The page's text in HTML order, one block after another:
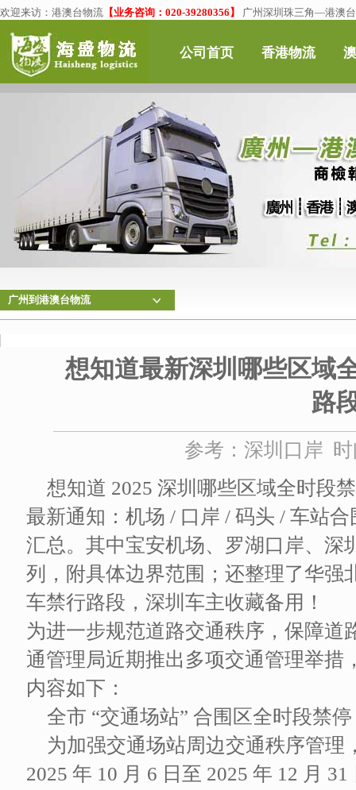
欢迎来访： 港澳台物流 【业务咨询：020-39280356】 广州深圳珠三角—港澳
公司首页 香港物流
广州到港澳台物流
想知道最新深圳哪些区域
路
参考：深圳口岸 时
想知道 2025 深圳哪些区域全时段
最新通知：机场 / 口岸 / 码头 / 车站
汇总。其中宝安机场、罗湖口岸、深
列，附具体边界范围；还整理了华强
车禁行路段，深圳车主收藏备用！
为进一步规范道路交通秩序，保障道
通管理局近期推出多项交通管理举措
内容如下：
全市 “交通场站” 合围区全时段禁停
为加强交通场站周边交通秩序管理
2025 年 10 月 6 日至 2025 年 12 月